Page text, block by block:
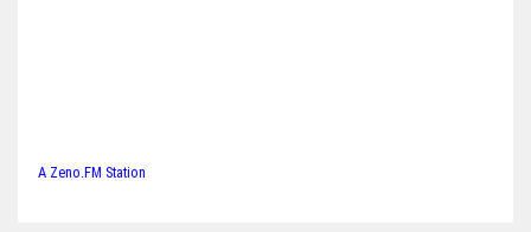
A Zeno.FM Station